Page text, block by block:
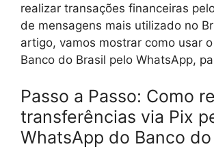
realizar transações financeiras
de mensagens mais utilizado no
artigo, vamos mostrar como usar
Banco do Brasil pelo WhatsApp,
Passo a Passo: Como
transferências via Pix
WhatsApp do Banco do